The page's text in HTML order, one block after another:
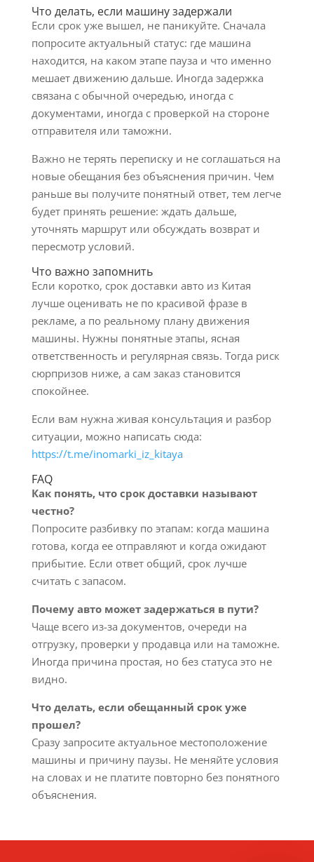
Что делать, если машину задержали
Если срок уже вышел, не паникуйте. Сначала
попросите актуальный статус: где машина
находится, на каком этапе пауза и что именно
мешает движению дальше. Иногда задержка
связана с обычной очередью, иногда с
документами, иногда с проверкой на стороне
отправителя или таможни.
Важно не терять переписку и не соглашаться на
новые обещания без объяснения причин. Чем
раньше вы получите понятный ответ, тем легче
будет принять решение: ждать дальше,
уточнять маршрут или обсуждать возврат и
пересмотр условий.
Что важно запомнить
Если коротко, срок доставки авто из Китая
лучше оценивать не по красивой фразе в
рекламе, а по реальному плану движения
машины. Нужны понятные этапы, ясная
ответственность и регулярная связь. Тогда риск
сюрпризов ниже, а сам заказ становится
спокойнее.
Если вам нужна живая консультация и разбор
ситуации, можно написать сюда:
https://t.me/inomarki_iz_kitaya
FAQ
Как понять, что срок доставки называют
честно?
Попросите разбивку по этапам: когда машина
готова, когда ее отправляют и когда ожидают
прибытие. Если ответ общий, срок лучше
считать с запасом.
Почему авто может задержаться в пути?
Чаще всего из-за документов, очереди на
отгрузку, проверки у продавца или на таможне.
Иногда причина простая, но без статуса это не
видно.
Что делать, если обещанный срок уже
прошел?
Сразу запросите актуальное местоположение
машины и причину паузы. Не меняйте условия
на словах и не платите повторно без понятного
объяснения.